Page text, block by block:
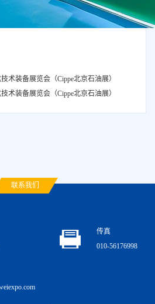
术装备展览会（Cippe北京石油展）
术装备展览会（Cippe北京石油展）
联系我们
传真
010-56176998